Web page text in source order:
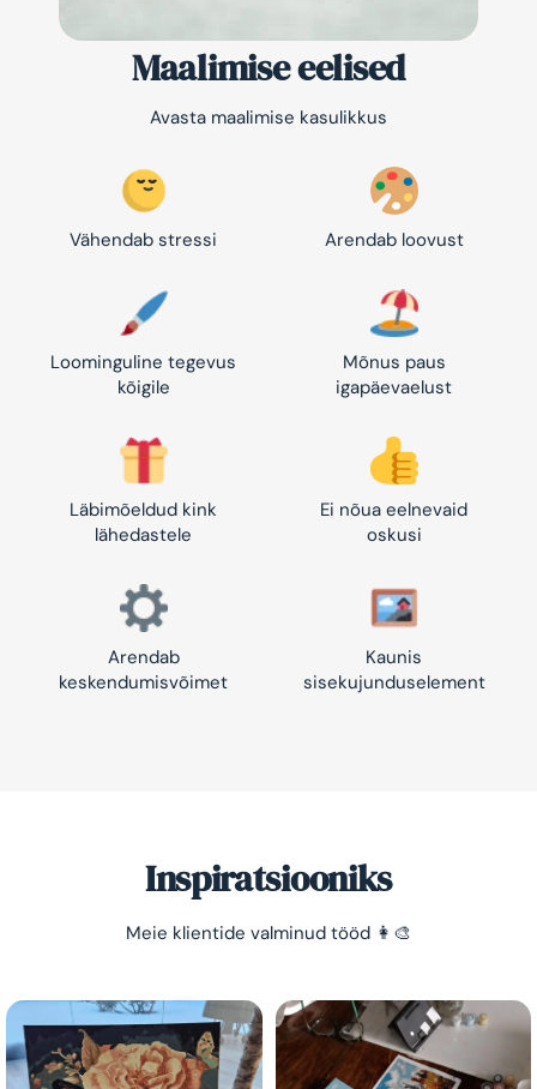
Maalimise eelised
Avasta maalimise kasulikkus
Vähendab stressi Arendab loovust
Loominguline tegevus
kõigile
Mõnus paus
igapäevaelust
Läbimõeldud kink
lähedastele
Ei nõua eelnevaid
oskusi
Arendab
keskendumisvõimet
Kaunis
sisekujunduselement
Inspiratsiooniks
Meie klientide valminud tööd 👩‍🎨
Säästa -10%!